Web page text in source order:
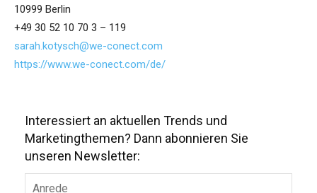
10999 Berlin
+49 30 52 10 70 3 – 119
sarah.kotysch@we-conect.com
https://www.we-conect.com/de/
Interessiert an aktuellen Trends und
Marketingthemen? Dann abonnieren Sie
unseren Newsletter: